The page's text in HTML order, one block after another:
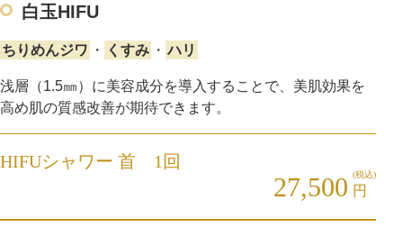
白玉HIFU
ちりめんジワ ・ くすみ ・ ハリ
浅層（1.5㎜）に美容成分を導入することで、美肌効果を
高め肌の質感改善が期待できます。
HIFUシャワー 首 1回
27,500 (税込)
円